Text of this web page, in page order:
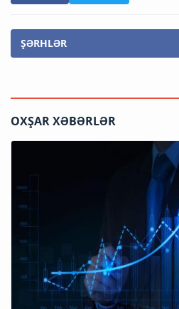
ŞƏRHLƏR
OXŞAR XƏBƏRLƏR